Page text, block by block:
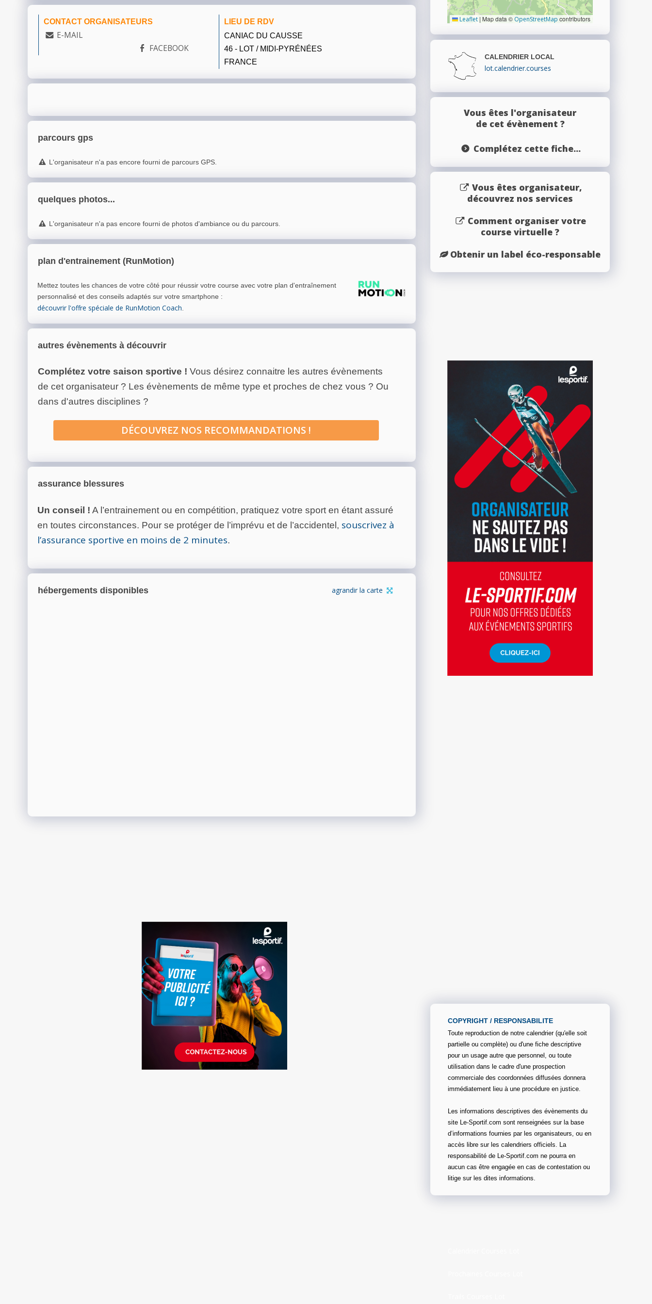
CONTACT ORGANISATEURS
E-MAIL
FACEBOOK
LIEU DE RDV
CANIAC DU CAUSSE
46 - LOT / MIDI-PYRÉNÉES
FRANCE
parcours gps
L'organisateur n'a pas encore fourni de parcours GPS.
quelques photos...
L'organisateur n'a pas encore fourni de photos d'ambiance ou du parcours.
plan d'entrainement (RunMotion)
Mettez toutes les chances de votre côté pour réussir votre course avec votre plan d'entraînement
personnalisé et des conseils adaptés sur votre smartphone :
découvrir l'offre spéciale de RunMotion Coach.
autres évènements à découvrir
Complétez votre saison sportive ! Vous désirez connaitre les autres évènements
de cet organisateur ? Les évènements de même type et proches de chez vous ? Ou
dans d'autres disciplines ?
DÉCOUVREZ NOS RECOMMANDATIONS !
assurance blessures
Un conseil ! A l’entrainement ou en compétition, pratiquez votre sport en étant assuré
en toutes circonstances. Pour se protéger de l’imprévu et de l’accidentel, souscrivez à
l’assurance sportive en moins de 2 minutes.
hébergements disponibles agrandir la carte
Leaflet | Map data © OpenStreetMap contributors
CALENDRIER LOCAL
lot.calendrier.courses
Vous êtes l'organisateur
de cet évènement ?
Complétez cette fiche...
Vous êtes organisateur,
découvrez nos services
Comment organiser votre
course virtuelle ?
Obtenir un label éco-responsable
COPYRIGHT / RESPONSABILITE
Toute reproduction de notre calendrier (qu'elle soit
partielle ou complète) ou d'une fiche descriptive
pour un usage autre que personnel, ou toute
utilisation dans le cadre d'une prospection
commerciale des coordonnées diffusées donnera
immédiatement lieu à une procédure en justice.
Les informations descriptives des évènements du
site Le-Sportif.com sont renseignées sur la base
d’informations fournies par les organisateurs, ou en
accès libre sur les calendriers officiels. La
responsabilité de Le-Sportif.com ne pourra en
aucun cas être engagée en cas de contestation ou
litige sur les dites informations.